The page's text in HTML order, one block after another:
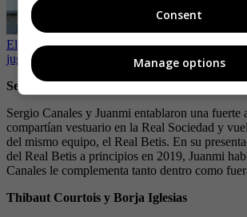
El récord que Linda Caicedo ha logrado con el
jugar ni un solo partido
Sergio Canales y Juanmi
Sergio Canales y Juanmi entablaron una fuerte
compartían vestuario en la Real Sociedad y
del mismo equipo, el Real Betis. En su
del Real Betis a principios en 2019, Juanmi
Canales le complementa tanto dentro como
Thibaut Courtois y Borja Iglesias
Consent
Manage options